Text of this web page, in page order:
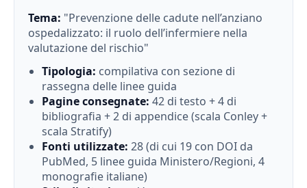
Tema: "Prevenzione delle cadute nell’anziano
ospedalizzato: il ruolo dell’infermiere nella
valutazione del rischio"
Tipologia: compilativa con sezione di
rassegna delle linee guida
Pagine consegnate: 42 di testo + 4 di
bibliografia + 2 di appendice (scala Conley +
scala Stratify)
Fonti utilizzate: 28 (di cui 19 con DOI da
PubMed, 5 linee guida Ministero/Regioni, 4
monografie italiane)